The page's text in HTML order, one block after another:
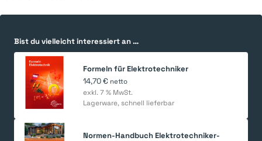
Bist du vielleicht interessiert an …
Formeln für Elektrotechniker
14,70€ netto
exkl. 7 % MwSt.
Lagerware, schnell lieferbar
Normen-Handbuch Elektrotechniker-